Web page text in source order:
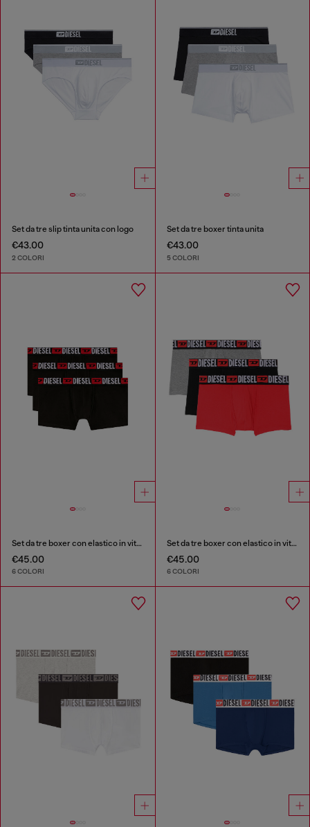
Set da tre slip tinta unita con logo
€43.00
2 COLORI
Set da tre boxer tinta unita
€43.00
5 COLORI
Set da tre boxer con elastico in vita con logo all-over
€45.00
6 COLORI
Set da tre boxer con elastico in vita con logo all-over
€45.00
6 COLORI